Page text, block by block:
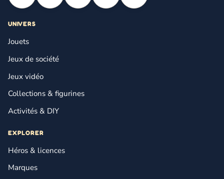
UNIVERS
Jouets
Jeux de société
Jeux vidéo
Collections & figurines
Activités & DIY
EXPLORER
Héros & licences
Marques